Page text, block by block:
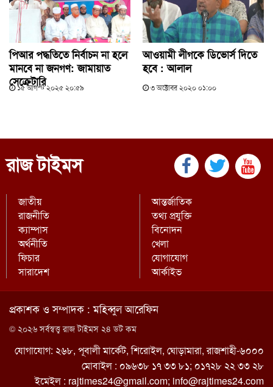
পিআর পদ্ধতিতে নির্বাচন না হলে
মানবে না জনগণ: জামায়াত
সেক্রেটারি
১৫ আগস্ট ২০২৫ ২০:৫৯
আওয়ামী লীগকে ডিভোর্স দিতে
হবে : আলাল
৩ অক্টোবর ২০২০ ০১:০০
রাজ টাইমস
জাতীয়
রাজনীতি
আন্তর্জাতিক
তথ্য প্রযুক্তি
ক্যাম্পাস
অর্থনীতি
বিনোদন
খেলা
ফিচার
সারাদেশ
যোগাযোগ
আর্কাইভ
প্রকাশক ও সম্পাদক : মহিব্বুল আরেফিন
© ২০২৬ সর্বস্বত্ত্ব রাজ টাইমস ২৪ ডট কম
যোগাযোগ: ২৬৮, পূবালী মার্কেট, শিরোইল, ঘোড়ামারা, রাজশাহী-৬০০০
মোবাইল : ০৯৬৩৮ ১৭ ৩৩ ৮১; ০১৭২৮ ২২ ৩৩ ২৮
ইমেইল : rajtimes24@gmail.com; info@rajtimes24.com